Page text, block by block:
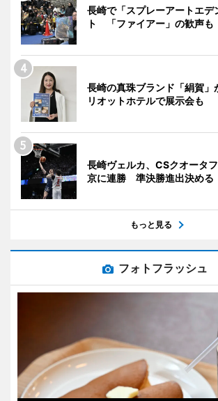
長崎で「スプレーアートエデ
ト 「ファイアー」の歓声も
長崎の真珠ブランド「絹賀
リオットホテルで展示会も
長崎ヴェルカ、CSクオータ
京に連勝 準決勝進出決める
もっと見る
フォトフラッシュ